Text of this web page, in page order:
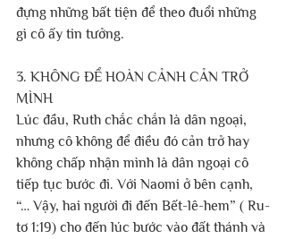
đựng những bất tiện để theo đuổi những
gì cô ấy tin tưởng.
3. KHÔNG ĐỂ HOÀN CẢNH CẢN TRỞ
MÌNH
Lúc đầu, Ruth chắc chắn là dân ngoại,
nhưng cô không để điều đó cản trở hay
không chấp nhận mình là dân ngoại cô
tiếp tục bước đi. Với Naomi ở bên cạnh,
“… Vậy, hai người đi đến Bết-lê-hem” ( Ru-
tơ 1:19) cho đến lúc bước vào đất thánh và